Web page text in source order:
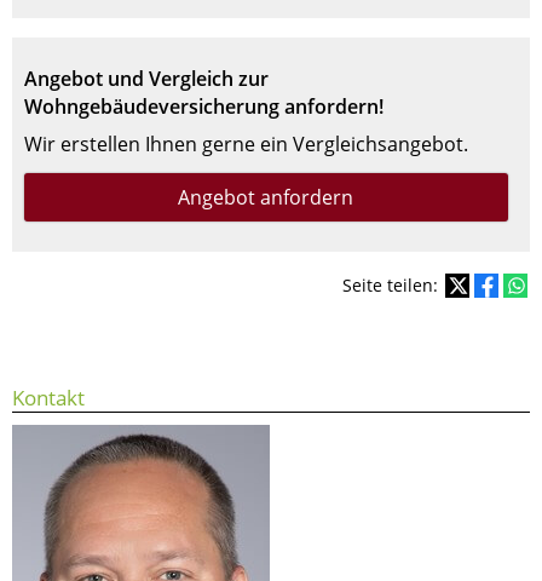
Angebot und Vergleich zur
Wohngebäudeversicherung anfordern!
Wir erstellen Ihnen gerne ein Vergleichsangebot.
Angebot anfordern
Seite teilen:
Kontakt